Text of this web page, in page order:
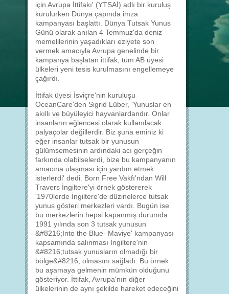
için Avrupa İttifakı' (YTSAİ) adlı bir kuruluş
kurulurken Dünya çapında imza
kampanyası başlattı. Dünya Tutsak Yunus
Günü olarak anılan 4 Temmuz'da deniz
memelilerinin yaşadıkları eziyete son
vermek amacıyla Avrupa genelinde bir
kampanya başlatan ittifak, tüm AB üyesi
ülkeleri yeni tesis kurulmasını engellemeye
çağırdı.
İttifak üyesi İsviçre'nin kuruluşu
OceanCare'den Sigrid Lüber, 'Yunuslar en
akıllı ve büyüleyici hayvanlardandır. Onlar
insanların eğlencesi olarak kullanılacak
palyaçolar değillerdir. Biz şuna eminiz ki
eğer insanlar tutsak bir yunusun
gülümsemesinin ardındaki acı gerçeğin
farkında olabilselerdi, bize bu kampanyanın
amacına ulaşması için yardım etmek
isterlerdi' dedi. Born Free Vakfı'ndan Will
Travers İngiltere'yi örnek göstererek
'1970lerde İngiltere'de düzinelerce tutsak
yunus gösteri merkezleri vardı. Bugün ise
bu merkezlerin hepsi kapanmış durumda.
1991 yılında son 3 tutsak yunusun
&#8216;Into the Blue- Maviye' kampanyası
kapsamında salınması İngiltere'nin
&#8216;tutsak yunusların olmadığı bir
bölge&#8216; olmasını sağladı. Bu örnek
bu aşamaya gelmenin mümkün olduğunu
gösteriyor. İttifak, Avrupa'nın diğer
ülkelerinin de aynı şekilde hareket edeceğini